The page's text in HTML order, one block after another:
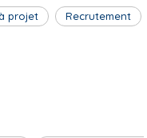
projet Recrutement